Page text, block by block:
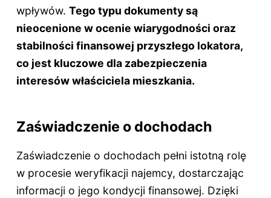
wpływów. Tego typu dokumenty są
nieocenione w ocenie wiarygodności oraz
stabilności finansowej przyszłego lokatora,
co jest kluczowe dla zabezpieczenia
interesów właściciela mieszkania.
Zaświadczenie o dochodach
Zaświadczenie o dochodach pełni istotną rolę
w procesie weryfikacji najemcy, dostarczając
informacji o jego kondycji finansowej. Dzięki